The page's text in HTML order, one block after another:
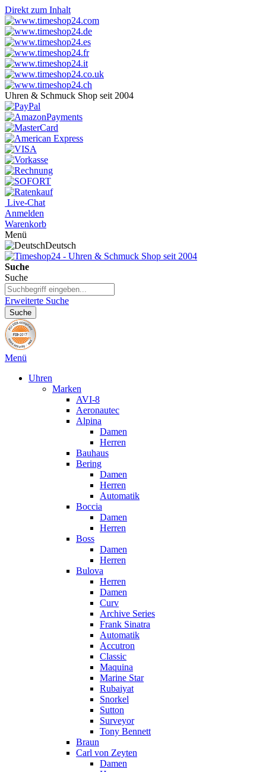
Direkt zum Inhalt
Uhren & Schmuck Shop seit 2004
Live-Chat
Anmelden
Warenkorb
Menü
Deutsch
Suche
Suche
Erweiterte Suche
Suche
Menü
Uhren
Marken
AVI-8
Aeronautec
Alpina
Damen
Herren
Bauhaus
Bering
Damen
Herren
Automatik
Boccia
Damen
Herren
Boss
Damen
Herren
Bulova
Herren
Damen
Curv
Archive Series
Frank Sinatra
Automatik
Accutron
Classic
Maquina
Marine Star
Rubaiyat
Snorkel
Sutton
Surveyor
Tony Bennett
Braun
Carl von Zeyten
Damen